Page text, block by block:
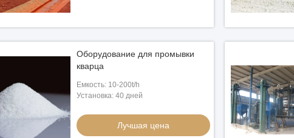
Оборудование для промывки
кварца
Емкость: 10-200t/h
Установка: 40 дней
Лучшая цена